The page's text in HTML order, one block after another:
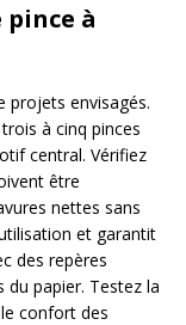
à
projets envisagés.
à cinq pinces
central. Vérifiez
être
nettes sans
et garantit
des repères
papier. Testez la
confort des